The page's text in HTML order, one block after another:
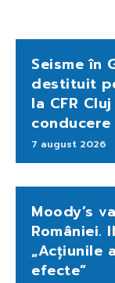
Seisme în
destituit
la CFR
conducere
7 august 2026
Moody’s
României.
„Acțiunile
efecte”